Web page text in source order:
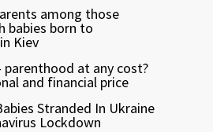
among those
babies born to
Kiev
parenthood at any cost?
and financial price
Stranded In Ukraine
Lockdown